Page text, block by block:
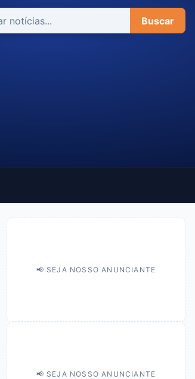
Buscar
📢 SEJA NOSSO ANUNCIANTE
📢 SEJA NOSSO ANUNCIANTE